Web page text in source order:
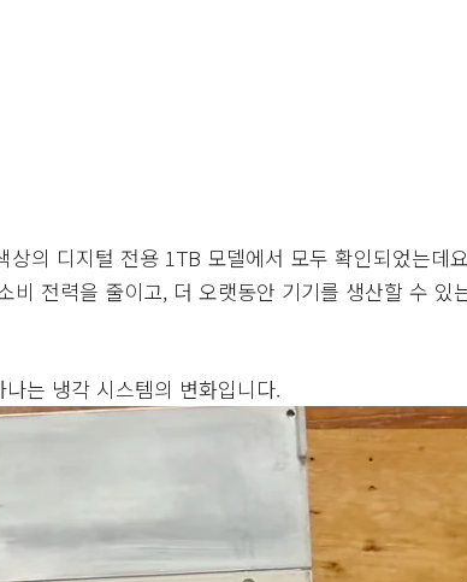
의 디지털 전용 1TB 모델에서 모두 확인되었는데
비 전력을 줄이고, 더 오랫동안 기기를 생산할 수 있
는 냉각 시스템의 변화입니다.